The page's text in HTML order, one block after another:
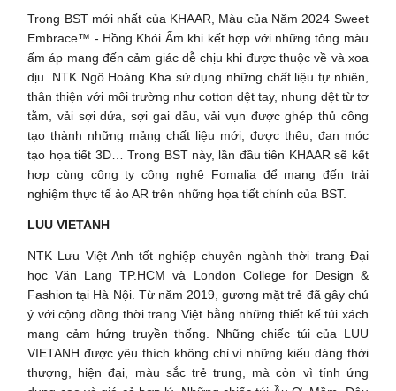
Trong BST mới nhất của KHAAR, Màu của Năm 2024 Sweet
Embrace™ - Hồng Khói Ấm khi kết hợp với những tông màu
ấm áp mang đến cảm giác dễ chịu khi được thuộc về và xoa
dịu. NTK Ngô Hoàng Kha sử dụng những chất liệu tự nhiên,
thân thiện với môi trường như cotton dệt tay, nhung dệt từ tơ
tằm, vải sợi dứa, sợi gai dầu, vải vụn được ghép thủ công
tạo thành những mảng chất liệu mới, được thêu, đan móc
tạo họa tiết 3D… Trong BST này, lần đầu tiên KHAAR sẽ kết
hợp cùng công ty công nghệ Fomalia để mang đến trải
nghiệm thực tế ảo AR trên những họa tiết chính của BST.
LUU VIETANH
NTK Lưu Việt Anh tốt nghiệp chuyên ngành thời trang Đại
học Văn Lang TP.HCM và London College for Design &
Fashion tại Hà Nội. Từ năm 2019, gương mặt trẻ đã gây chú
ý với cộng đồng thời trang Việt bằng những thiết kế túi xách
mang cảm hứng truyền thống. Những chiếc túi của LUU
VIETANH được yêu thích không chỉ vì những kiểu dáng thời
thượng, hiện đại, màu sắc trẻ trung, mà còn vì tính ứng